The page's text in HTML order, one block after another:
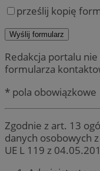
prześlij kopię
Redakcja portalu
formularza
* pola obowiązkowe
Zgodnie z art. 13
danych osobowych
UE L 119 z